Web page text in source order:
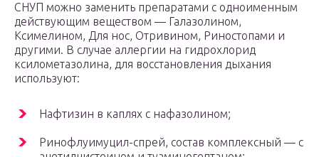
СНУП можно заменить препаратами с одноименным
действующим веществом — Галазолином,
Ксимелином, Для нос, Отривином, Риностопами и
другими. В случае аллергии на гидрохлорид
ксилометазолина, для восстановления дыхания
используют:
Нафтизин в каплях с нафазолином;
Ринофлуимуцил-спрей, состав комплексный — с